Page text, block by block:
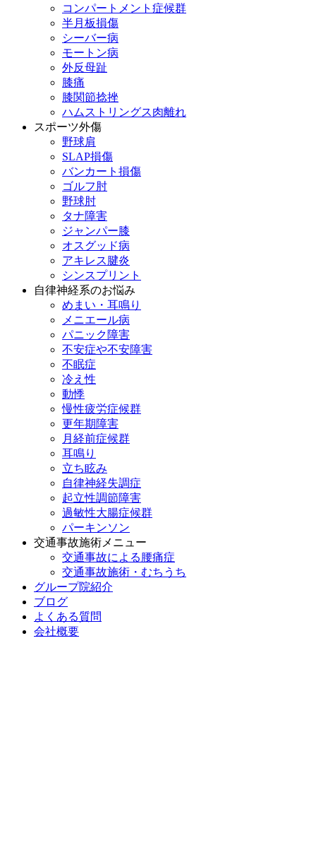
コンパートメント症候群
半月板損傷
シーバー病
モートン病
外反母趾
膝痛
膝関節捻挫
ハムストリングス肉離れ
スポーツ外傷
野球肩
SLAP損傷
バンカート損傷
ゴルフ肘
野球肘
タナ障害
ジャンパー膝
オスグッド病
アキレス腱炎
シンスプリント
自律神経系のお悩み
めまい・耳鳴り
メニエール病
パニック障害
不安症や不安障害
不眠症
冷え性
動悸
慢性疲労症候群
更年期障害
月経前症候群
耳鳴り
立ち眩み
自律神経失調症
起立性調節障害
過敏性大腸症候群
パーキンソン
交通事故施術メニュー
交通事故による腰痛症
交通事故施術・むちうち
グループ院紹介
ブログ
よくある質問
会社概要